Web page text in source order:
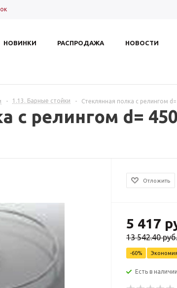
НОВИНКИ РАСПРОДАЖА НОВОСТИ
- 1.13. Барные стойки - Стеклянная полка с релингом
с релингом d=
Отложить
5 417
13 542.40руб.
-60% Экономия
Есть в наличии